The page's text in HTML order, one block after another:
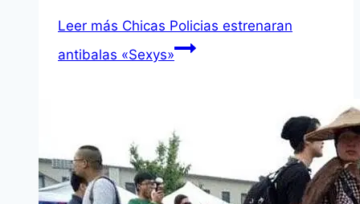
Leer más Chicas Policias estrenaran
antibalas «Sexys»